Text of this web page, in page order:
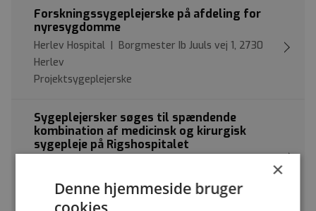
Forskningssygeplejerske på afdeling for
nyresygdomme
Herlev Hospital | Borgmester Ib Juuls vej 1, 2730
Herlev
Projektsygeplejerske
Sygeplejersker søges til spændende
kombination af medicinsk og kirurgisk
sygepleje på Rigshospitalet
Rigshospitalet, Blegdamsvej | Blegdamsvej 9, 2100
Sygeplejerske
×
Denne hjemmeside bruger